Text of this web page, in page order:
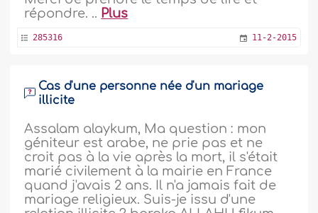
répondre. .. Plus
285316 11-2-2015
Cas d'une personne née d'un mariage
illicite
Assalam alaykum, Ma question : mon
géniteur est arabe, ne prie pas et ne
croit pas à la vie après la mort, il s'était
marié civilement à la mairie en France
quand j'avais 2 ans. Il n'a jamais fait de
mariage religieux. Suis-je issu d'une